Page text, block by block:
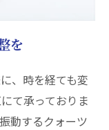
を
、時を経ても変
て承っておりま
動するクォーツ